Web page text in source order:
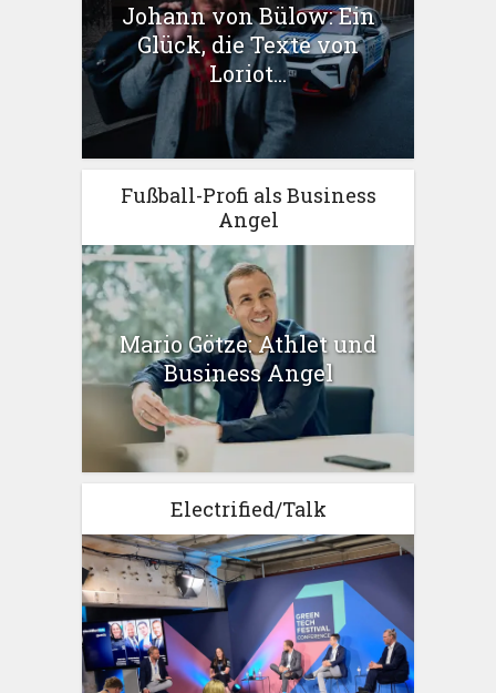
Johann von Bülow: Ein
Glück, die Texte von
Loriot...
Fußball-Profi als Business
Angel
Mario Götze: Athlet und
Business Angel
Electrified/Talk